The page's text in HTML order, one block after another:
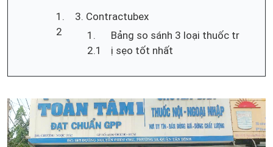
3. Contractubex
Bảng so sánh 3 loại thuốc tr
ị sẹo tốt nhất